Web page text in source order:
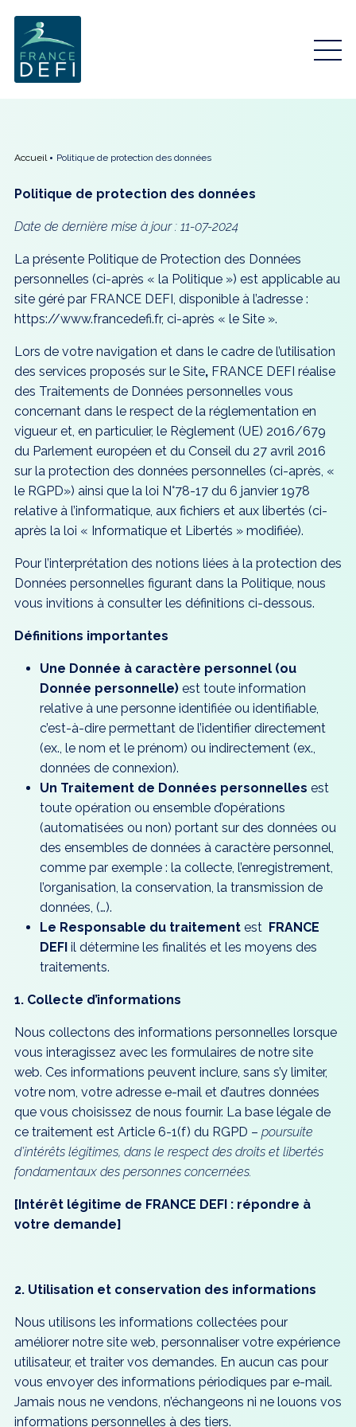
Accueil Politique de protection des données
Politique de protection des données
Date de dernière mise à jour : 11-07-2024
La présente Politique de Protection des Données
personnelles (ci-après « la Politique ») est applicable au
site géré par FRANCE DEFI, disponible à l’adresse :
https://www.francedefi.fr, ci-après « le Site ».
Lors de votre navigation et dans le cadre de l’utilisation
des services proposés sur le Site, FRANCE DEFI réalise
des Traitements de Données personnelles vous
concernant dans le respect de la réglementation en
vigueur et, en particulier, le Règlement (UE) 2016/679
du Parlement européen et du Conseil du 27 avril 2016
sur la protection des données personnelles (ci-après, «
le RGPD») ainsi que la loi N°78-17 du 6 janvier 1978
relative à l’informatique, aux fichiers et aux libertés (ci-
après la loi « Informatique et Libertés » modifiée).
Pour l’interprétation des notions liées à la protection des
Données personnelles figurant dans la Politique, nous
vous invitions à consulter les définitions ci-dessous.
Définitions importantes
Une Donnée à caractère personnel (ou
Donnée personnelle) est toute information
relative à une personne identifiée ou identifiable,
c’est-à-dire permettant de l’identifier directement
(ex., le nom et le prénom) ou indirectement (ex.,
données de connexion).
Un Traitement de Données personnelles est
toute opération ou ensemble d’opérations
(automatisées ou non) portant sur des données ou
des ensembles de données à caractère personnel,
comme par exemple : la collecte, l’enregistrement,
l’organisation, la conservation, la transmission de
données, (…).
Le Responsable du traitement est FRANCE
DEFI il détermine les finalités et les moyens des
traitements.
1. Collecte d’informations
Nous collectons des informations personnelles lorsque
vous interagissez avec les formulaires de notre site
web. Ces informations peuvent inclure, sans s’y limiter,
votre nom, votre adresse e-mail et d’autres données
que vous choisissez de nous fournir. La base légale de
ce traitement est Article 6-1(f) du RGPD – poursuite
d’intérêts légitimes, dans le respect des droits et libertés
fondamentaux des personnes concernées.
[Intérêt légitime de FRANCE DEFI : répondre à
votre demande]
2. Utilisation et conservation des informations
Nous utilisons les informations collectées pour
améliorer notre site web, personnaliser votre expérience
utilisateur, et traiter vos demandes. En aucun cas pour
vous envoyer des informations périodiques par e-mail.
Jamais nous ne vendons, n’échangeons ni ne louons vos
informations personnelles à des tiers.